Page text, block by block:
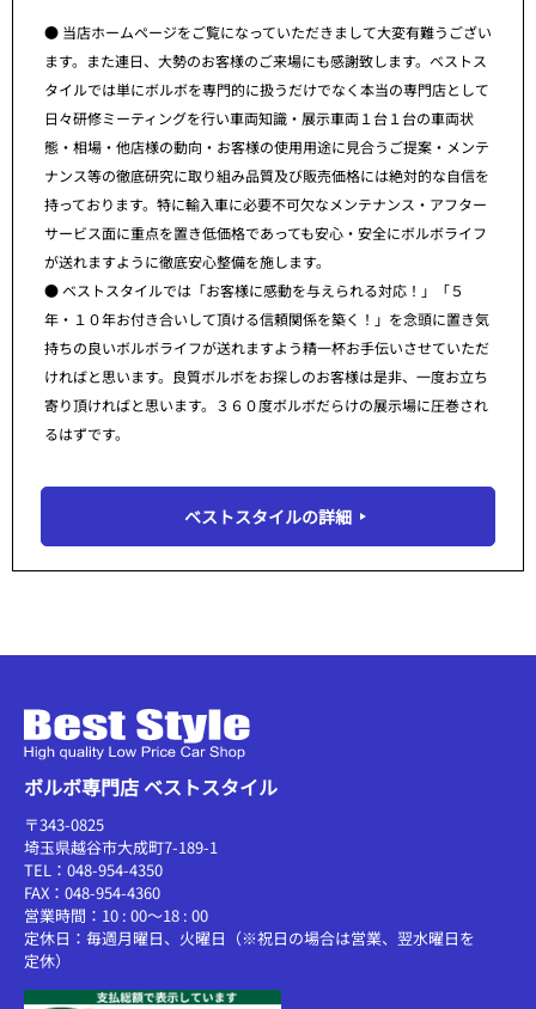
● 当店ホームページをご覧になっていただきまして大変有難うござい
ます。また連日、大勢のお客様のご来場にも感謝致します。ベストス
タイルでは単にボルボを専門的に扱うだけでなく本当の専門店として
日々研修ミーティングを行い車両知識・展示車両１台１台の車両状
態・相場・他店様の動向・お客様の使用用途に見合うご提案・メンテ
ナンス等の徹底研究に取り組み品質及び販売価格には絶対的な自信を
持っております。特に輸入車に必要不可欠なメンテナンス・アフター
サービス面に重点を置き低価格であっても安心・安全にボルボライフ
が送れますように徹底安心整備を施します。
● ベストスタイルでは「お客様に感動を与えられる対応！」「５
年・１０年お付き合いして頂ける信頼関係を築く！」を念頭に置き気
持ちの良いボルボライフが送れますよう精一杯お手伝いさせていただ
ければと思います。良質ボルボをお探しのお客様は是非、一度お立ち
寄り頂ければと思います。３６０度ボルボだらけの展示場に圧巻され
るはずです。
ベストスタイルの詳細
ボルボ専門店 ベストスタイル
〒343-0825
埼玉県越谷市大成町7-189-1
TEL：048-954-4350
FAX：048-954-4360
営業時間：10 : 00～18 : 00
定休日：毎週月曜日、火曜日（※祝日の場合は営業、翌水曜日を
定休）